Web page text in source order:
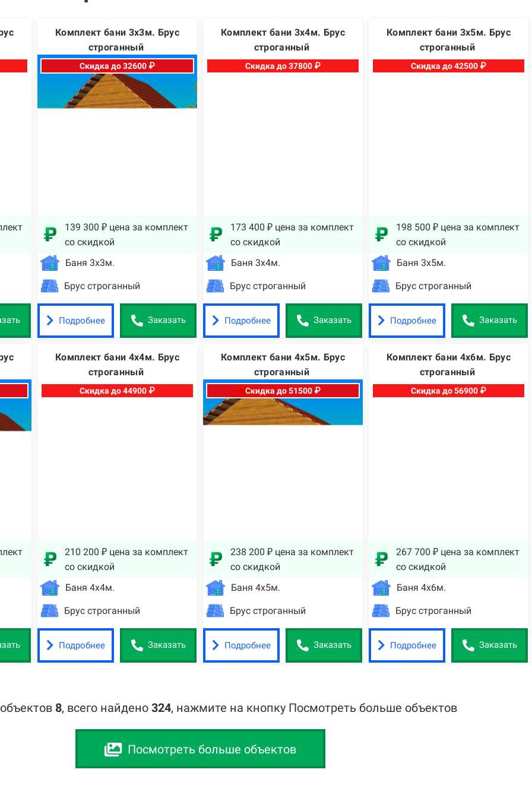
Комплект бани 3х3м. Брус
строганный
Скидка до 32600 ₽
139 300 ₽ цена за комплект
со скидкой
Баня 3х3м.
Брус строганный
Подробнее Заказать
Комплект бани 3х4м. Брус
строганный
Скидка до 37800 ₽
173 400 ₽ цена за комплект
со скидкой
Баня 3х4м.
Брус строганный
Подробнее Заказать
Комплект бани 3х5м. Брус
строганный
Скидка до 42500 ₽
198 500 ₽ цена за комплект
со скидкой
Баня 3х5м.
Брус строганный
Подробнее Заказать
Комплект бани 4х4м. Брус
строганный
Скидка до 44900 ₽
210 200 ₽ цена за комплект
со скидкой
Баня 4х4м.
Брус строганный
Подробнее Заказать
Комплект бани 4х5м. Брус
строганный
Скидка до 51500 ₽
238 200 ₽ цена за комплект
со скидкой
Баня 4х5м.
Брус строганный
Подробнее Заказать
Комплект бани 4х6м. Брус
строганный
Скидка до 56900 ₽
267 700 ₽ цена за комплект
со скидкой
Баня 4х6м.
Брус строганный
Подробнее Заказать
8, всего найдено 324, нажмите на кнопку Посмотреть больше объектов
Посмотреть больше объектов